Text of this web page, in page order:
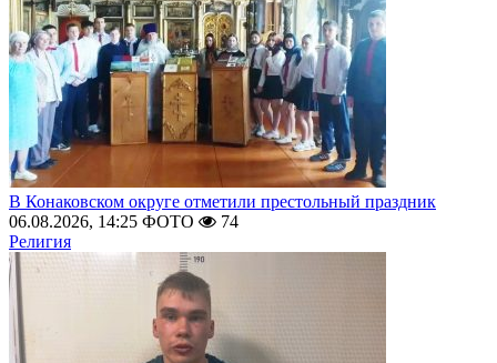
В Конаковском округе отметили престольный праздник
06.08.2026, 14:25 ФОТО
74
Религия